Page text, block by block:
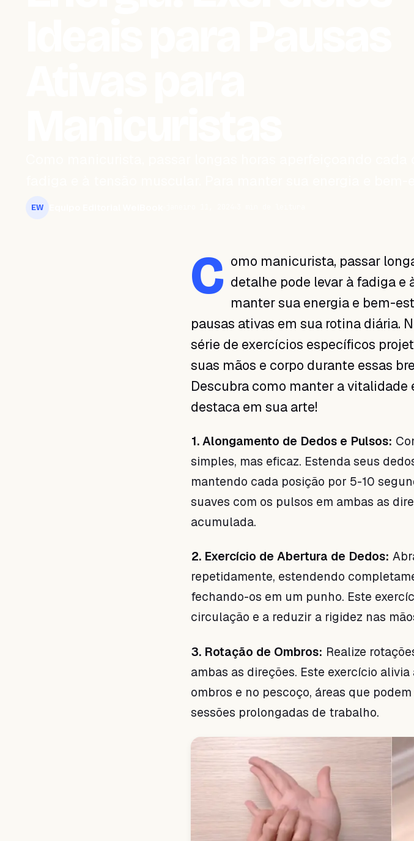
EW
C omo manicurista, passar
detalhe pode levar à fadiga e
manter sua energia e bem-
pausas ativas em sua rotina diária.
série de exercícios específicos
suas mãos e corpo durante essas
Descubra como manter a vitalidade
destaca em sua arte!
1. Alongamento de Dedos e Pulsos:
simples, mas eficaz. Estenda seus
mantendo cada posição por 5-10
suaves com os pulsos em ambas as
acumulada.
2. Exercício de Abertura de Dedos:
repetidamente, estendendo
fechando-os em um punho. Este
circulação e a reduzir a rigidez nas
3. Rotação de Ombros: Realize
ambas as direções. Este exercício
ombros e no pescoço, áreas que
sessões prolongadas de trabalho.